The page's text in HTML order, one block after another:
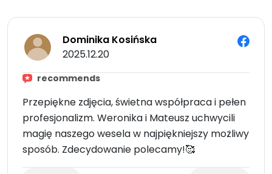
Dominika Kosińska
2025.12.20
recommends
Przepiękne zdjęcia, świetna współpraca i pełen
profesjonalizm. Weronika i Mateusz uchwycili
magię naszego wesela w najpiękniejszy możliwy
sposób. Zdecydowanie polecamy!🥰